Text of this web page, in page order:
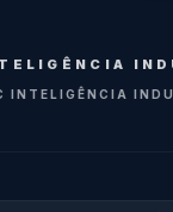
INTELIGÊNCIA